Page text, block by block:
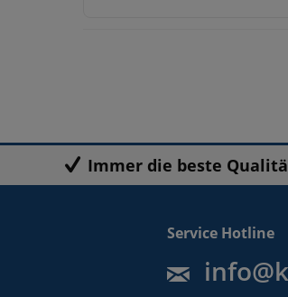
Immer die beste
Service Hotline